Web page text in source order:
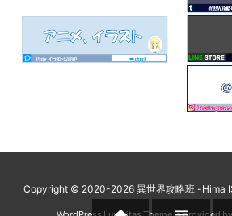
Copyright © 2020-2026 異世界攻略班 -Hima